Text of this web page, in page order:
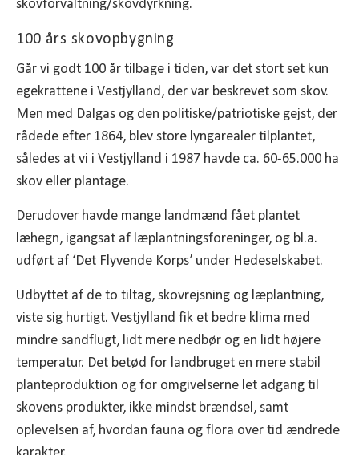
skovforvaltning/skovdyrkning.
100 års skovopbygning
Går vi godt 100 år tilbage i tiden, var det stort set kun
egekrattene i Vestjylland, der var beskrevet som skov.
Men med Dalgas og den politiske/patriotiske gejst, der
rådede efter 1864, blev store lyngarealer tilplantet,
således at vi i Vestjylland i 1987 havde ca. 60-65.000 ha
skov eller plantage.
Derudover havde mange landmænd fået plantet
læhegn, igangsat af læplantningsforeninger, og bl.a.
udført af ‘Det Flyvende Korps’ under Hedeselskabet.
Udbyttet af de to tiltag, skovrejsning og læplantning,
viste sig hurtigt. Vestjylland fik et bedre klima med
mindre sandflugt, lidt mere nedbør og en lidt højere
temperatur. Det betød for landbruget en mere stabil
planteproduktion og for omgivelserne let adgang til
skovens produkter, ikke mindst brændsel, samt
oplevelsen af, hvordan fauna og flora over tid ændrede